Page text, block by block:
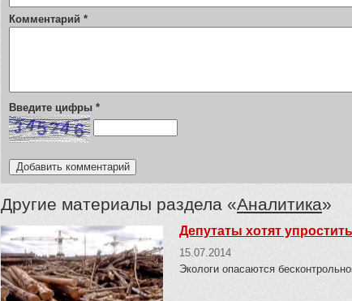
Комментарий *
Введите цифры *
Другие материалы раздела «Аналитика»
Депутаты хотят
15.07.2014
Экологи опасаются